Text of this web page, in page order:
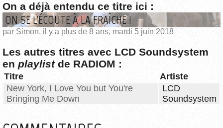
On a déjà entendu ce titre ici :
ON SE L'ÉCOUTE À LA FRAÎCHE !
par Simon, il y a plus de 8 ans, mardi 5 juin 2018
Les autres titres avec LCD Soundsystem
en playlistde RADIOM :
Titre
Artiste
New York, I Love You but You're
Bringing Me Down
LCD
Soundsystem